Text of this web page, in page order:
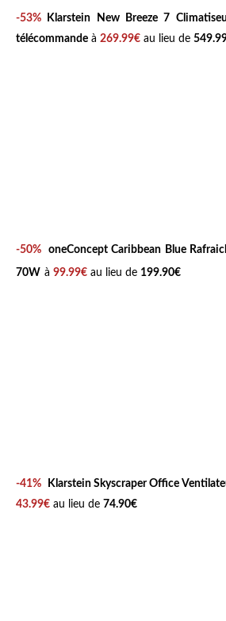
-53%
Klarstein New Breeze 7
télécommande à 269.99€ au lieu de
-50% oneConcept Caribbean Blue
70W à 99.99€ au lieu de 199.90€
-41% Klarstein Skyscraper Office
43.99€ au lieu de 74.90€